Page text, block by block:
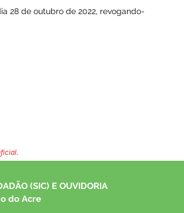
28 de outubro de 2022, revogando-
(SIC) E OUVIDORIA
do Acre